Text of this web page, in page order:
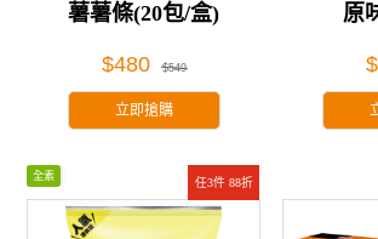
薯薯條(20包/盒)
$480 $549
立即搶購
原
任3件 88折
全素